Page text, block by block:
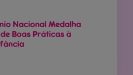
Nacional Medalha
Boas Práticas à